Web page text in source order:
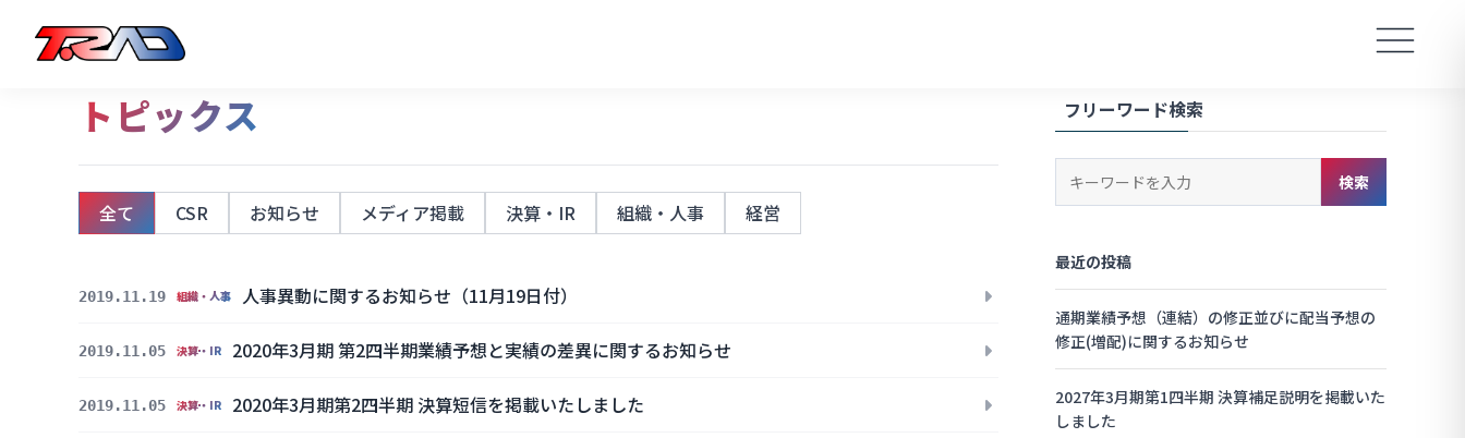
トピックス
全て CSR お知らせ メディア掲載 決算・IR 組織・人事 経営
2019.11.19 組織・人事 人事異動に関するお知らせ（11月19日付）
2019.11.05 決算・IR 2020年3月期 第2四半期業績予想と実績の差異に関するお知らせ
2019.11.05 決算・IR 2020年3月期第2四半期 決算短信を掲載いたしました
フリーワード検索
ド
検
索
検索
最近の投稿
通期業績予想（連結）の修正並びに配当予想の
修正(増配)に関するお知らせ
2027年3月期第1四半期 決算補足説明を掲載いた
しました